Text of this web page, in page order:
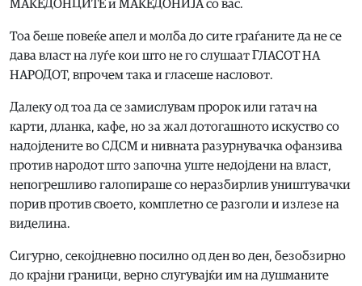
МАКЕДОНЦИТЕ и МАКЕДОНИЈА со вас.
Тоа беше повеќе апел и молба до сите граѓаните да не се
дава власт на луѓе кои што не го слушаат ГЛАСОТ НА
НАРОДОТ, впрочем така и гласеше насловот.
Далеку од тоа да се замислувам пророк или гатач на
карти, дланка, кафе, но за жал дотогашното искуство со
надојдените во СДСМ и нивната разурнувачка офанзива
против народот што започна уште недојдени на власт,
непогрешливо галопираше со неразбирлив уништувачки
порив против своето, комплетно се разголи и излезе на
виделина.
Сигурно, секојдневно посилно од ден во ден, безобзирно
до крајни граници, верно слугувајќи им на душманите